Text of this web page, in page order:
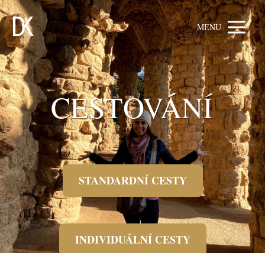
MENU
CESTOVÁNÍ
STANDARDNÍ CESTY
INDIVIDUÁLNÍ CESTY